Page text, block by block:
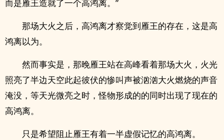
而是雁王造就了一个高鸿离。”
那场大火之后，高鸿离才察觉到雁王的存在，这是高
鸿离以为。
然而事实是，那晚雁王站在高峰看着那场大火，火光
照亮了半边天空此起彼伏的惨叫声被汹汹大火燃烧的声音
淹没，等天光微亮之时，怪物形成的的同时出现了现在的
高鸿离。
只是希望阻止雁王有着一半虚假记忆的高鸿离。